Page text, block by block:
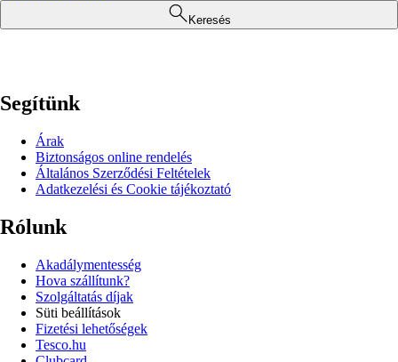
Keresés
Segítünk
Árak
Biztonságos online rendelés
Általános Szerződési Feltételek
Adatkezelési és Cookie tájékoztató
Rólunk
Akadálymentesség
Hova szállítunk?
Szolgáltatás díjak
Süti beállítások
Fizetési lehetőségek
Tesco.hu